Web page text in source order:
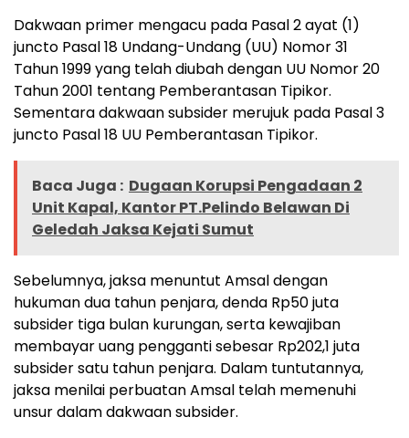
Dakwaan primer mengacu pada Pasal 2 ayat (1)
juncto Pasal 18 Undang-Undang (UU) Nomor 31
Tahun 1999 yang telah diubah dengan UU Nomor 20
Tahun 2001 tentang Pemberantasan Tipikor.
Sementara dakwaan subsider merujuk pada Pasal 3
juncto Pasal 18 UU Pemberantasan Tipikor.
Baca Juga : Dugaan Korupsi Pengadaan 2
Unit Kapal, Kantor PT.Pelindo Belawan Di
Geledah Jaksa Kejati Sumut
Sebelumnya, jaksa menuntut Amsal dengan
hukuman dua tahun penjara, denda Rp50 juta
subsider tiga bulan kurungan, serta kewajiban
membayar uang pengganti sebesar Rp202,1 juta
subsider satu tahun penjara. Dalam tuntutannya,
jaksa menilai perbuatan Amsal telah memenuhi
unsur dalam dakwaan subsider.